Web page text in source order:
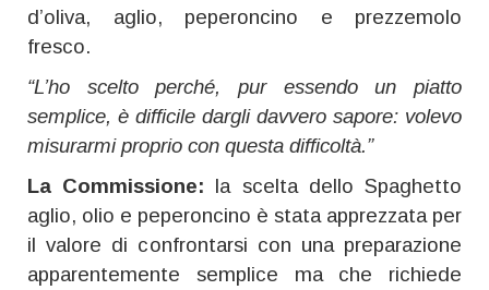
d’oliva, aglio, peperoncino e prezzemolo
fresco.
“L’ho scelto perché, pur essendo un piatto
semplice, è difficile dargli davvero sapore: volevo
misurarmi proprio con questa difficoltà.”
La Commissione: la scelta dello Spaghetto
aglio, olio e peperoncino è stata apprezzata per
il valore di confrontarsi con una preparazione
apparentemente semplice ma che richiede